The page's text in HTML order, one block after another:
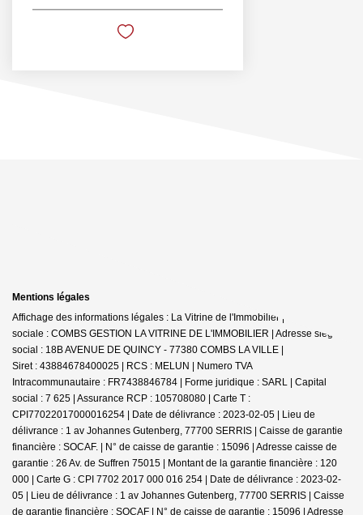
Mentions légales
Affichage des informations légales : La Vitrine de l'Immobilier | Raison
sociale : COMBS GESTION LA VITRINE DE L'IMMOBILIER | Adresse siège
social : 18B AVENUE DE QUINCY - 77380 COMBS LA VILLE |
Siret : 43884678400025 | RCS : MELUN | Numero TVA
Intracommunautaire : FR7438846784 | Forme juridique : SARL | Capital
social : 7 625 | Assurance RCP : 105708080 | Carte T :
CPI77022017000016254 | Date de délivrance : 2023-02-05 | Lieu de
délivrance : 1 av Johannes Gutenberg, 77700 SERRIS | Caisse de garantie
financière : SOCAF. | N° de caisse de garantie : 15096 | Adresse caisse de
garantie : 26 Av. de Suffren 75015 | Montant de la garantie financière : 120
000 | Carte G : CPI 7702 2017 000 016 254 | Date de délivrance : 2023-02-
05 | Lieu de délivrance : 1 av Johannes Gutenberg, 77700 SERRIS | Caisse
de garantie financière : SOCAF | N° de caisse de garantie : 15096 | Adresse